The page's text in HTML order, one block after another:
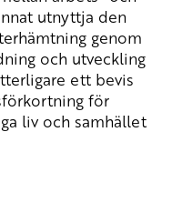
utnyttja den
genom
och utveckling
ett bevis
för
liv och samhället